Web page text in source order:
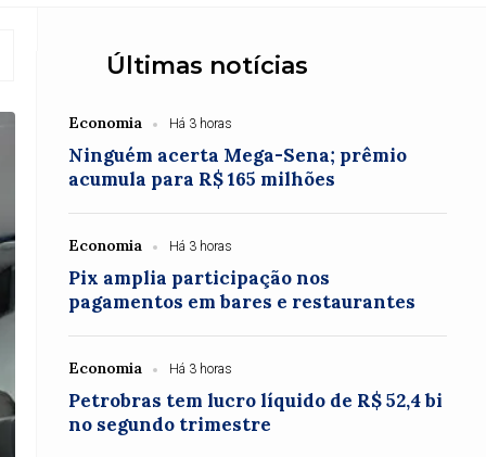
Últimas notícias
Economia Há 3 horas
Ninguém acerta Mega-Sena; prêmio
acumula para R$ 165 milhões
Economia Há 3 horas
Pix amplia participação nos
pagamentos em bares e restaurantes
Economia Há 3 horas
Petrobras tem lucro líquido de R$ 52,4 bi
no segundo trimestre